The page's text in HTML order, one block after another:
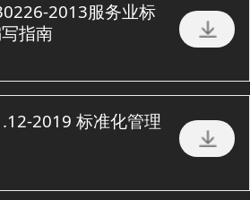
2013服务业标
指南
2019 标准化管理